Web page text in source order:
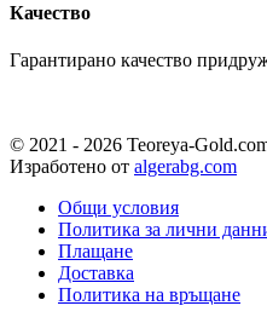
Качество
Гарантирано качество
© 2021 - 2026 Teoreya-
Изработено от algerabg.com
Общи условия
Политика за лични
Плащане
Доставка
Политика на връщане